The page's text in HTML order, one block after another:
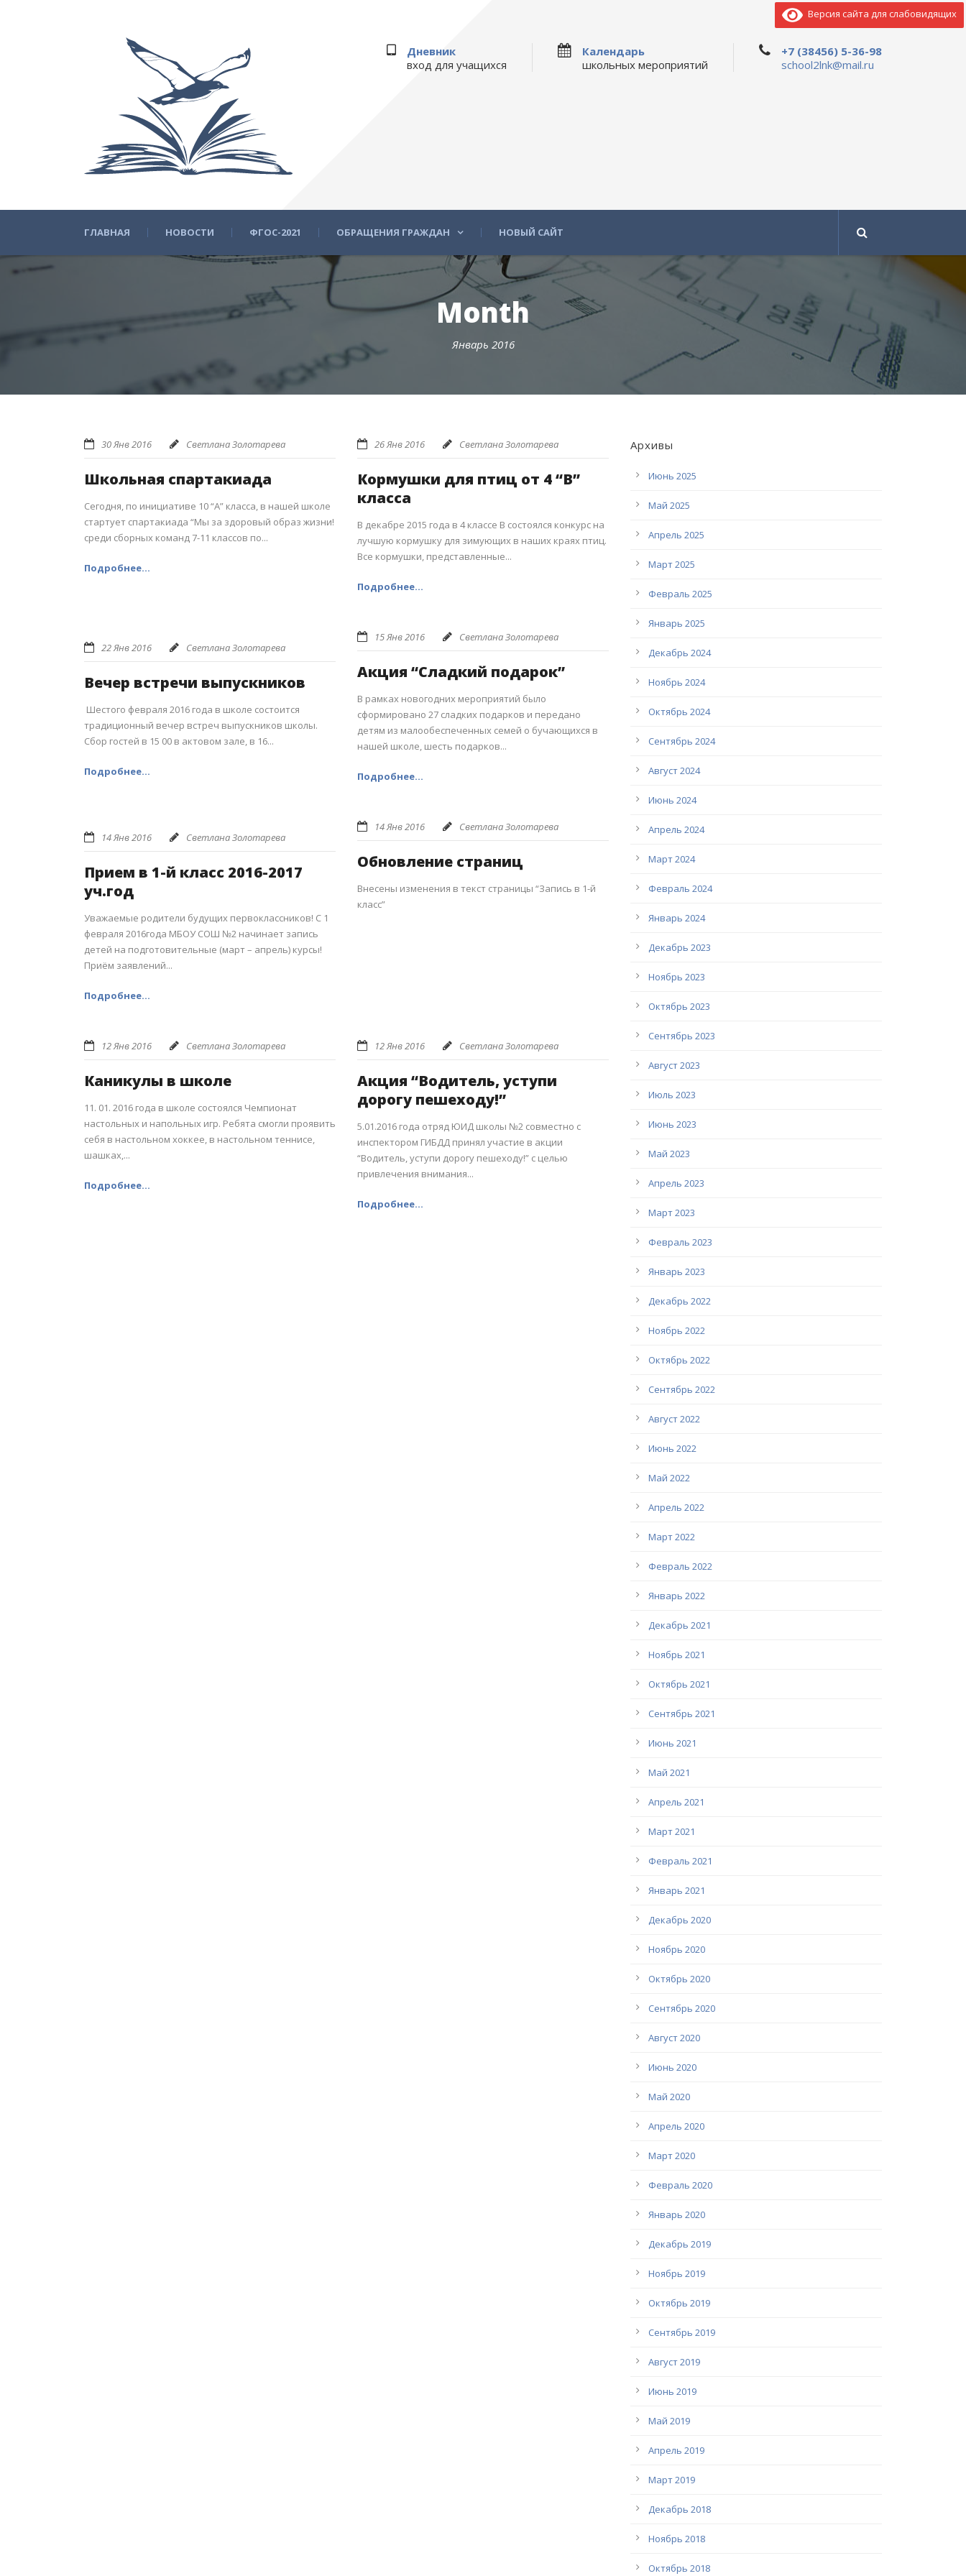
Дневник
вход для учащихся
Календарь
школьных мероприятий
+7 (38456) 5-36-98
school2lnk@mail.ru
ГЛАВНАЯ НОВОСТИ ФГОС-2021 ОБРАЩЕНИЯ ГРАЖДАН НОВЫЙ САЙТ
Month
Январь 2016
30 Янв 2016 Светлана Золотарева
Школьная спартакиада
Сегодня, по инициативе 10 “А” класса, в нашей школе
стартует спартакиада “Мы за здоровый образ жизни!
среди сборных команд 7-11 классов по...
Подробнее...
26 Янв 2016 Светлана Золотарева
Кормушки для птиц от 4 “В”
класса
В декабре 2015 года в 4 классе В состоялся конкурс на
лучшую кормушку для зимующих в наших краях птиц.
Все кормушки, представленные...
Подробнее...
22 Янв 2016 Светлана Золотарева
Вечер встречи выпускников
Шестого февраля 2016 года в школе состоится
традиционный вечер встреч выпускников школы.
Сбор гостей в 15 00 в актовом зале, в 16...
Подробнее...
15 Янв 2016 Светлана Золотарева
Акция “Сладкий подарок”
В рамках новогодних мероприятий было
сформировано 27 сладких подарков и передано
детям из малообеспеченных семей о бучающихся в
нашей школе, шесть подарков...
Подробнее...
14 Янв 2016 Светлана Золотарева
Прием в 1-й класс 2016-2017
уч.год
Уважаемые родители будущих первоклассников! С 1
февраля 2016года МБОУ СОШ №2 начинает запись
детей на подготовительные (март – апрель) курсы!
Приём заявлений...
Подробнее...
14 Янв 2016 Светлана Золотарева
Обновление страниц
Внесены изменения в текст страницы “Запись в 1-й
класс”
12 Янв 2016 Светлана Золотарева
Каникулы в школе
11. 01. 2016 года в школе состоялся Чемпионат
настольных и напольных игр. Ребята смогли проявить
себя в настольном хоккее, в настольном теннисе,
шашках,...
Подробнее...
12 Янв 2016 Светлана Золотарева
Акция “Водитель, уступи
дорогу пешеходу!”
5.01.2016 года отряд ЮИД школы №2 совместно с
инспектором ГИБДД принял участие в акции
“Водитель, уступи дорогу пешеходу!” с целью
привлечения внимания...
Подробнее...
Архивы
Июнь 2025
Май 2025
Апрель 2025
Март 2025
Февраль 2025
Январь 2025
Декабрь 2024
Ноябрь 2024
Октябрь 2024
Сентябрь 2024
Август 2024
Июнь 2024
Апрель 2024
Март 2024
Февраль 2024
Январь 2024
Декабрь 2023
Ноябрь 2023
Октябрь 2023
Сентябрь 2023
Август 2023
Июль 2023
Июнь 2023
Май 2023
Апрель 2023
Март 2023
Февраль 2023
Январь 2023
Декабрь 2022
Ноябрь 2022
Октябрь 2022
Сентябрь 2022
Август 2022
Июнь 2022
Май 2022
Апрель 2022
Март 2022
Февраль 2022
Январь 2022
Декабрь 2021
Ноябрь 2021
Октябрь 2021
Сентябрь 2021
Июнь 2021
Май 2021
Апрель 2021
Март 2021
Февраль 2021
Январь 2021
Декабрь 2020
Ноябрь 2020
Октябрь 2020
Сентябрь 2020
Август 2020
Июнь 2020
Май 2020
Апрель 2020
Март 2020
Февраль 2020
Январь 2020
Декабрь 2019
Ноябрь 2019
Октябрь 2019
Сентябрь 2019
Август 2019
Июнь 2019
Май 2019
Апрель 2019
Март 2019
Декабрь 2018
Ноябрь 2018
Октябрь 2018
Версия сайта для слабовидящих